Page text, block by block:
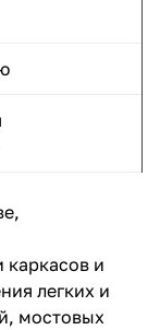
каркасов и
легких и
мостовых